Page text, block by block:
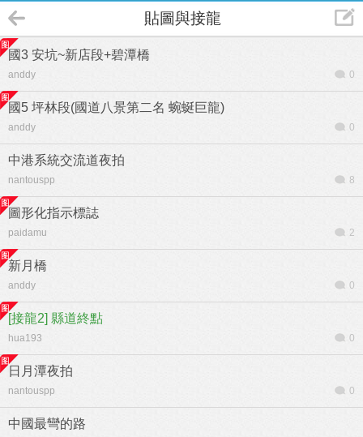
貼圖與接龍
國3 安坑~新店段+碧潭橋
anddy 0
國5 坪林段(國道八景第二名 蜿蜒巨龍)
anddy 0
中港系統交流道夜拍
nantouspp 8
圖形化指示標誌
paidamu 2
新月橋
anddy 0
[接龍2] 縣道終點
hua193 0
日月潭夜拍
nantouspp 0
中國最彎的路